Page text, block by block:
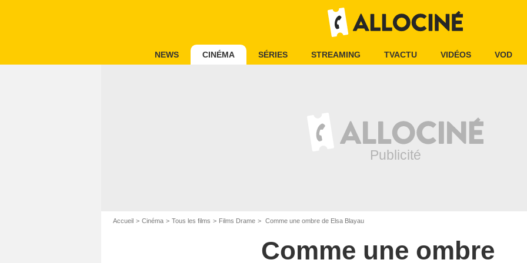
NEWS CINÉMA SÉRIES STREAMING TVACTU VIDÉOS VOD
Accueil Cinéma Tous les films Films Drame Comme une ombre de Elsa Blayau
Comme une ombre